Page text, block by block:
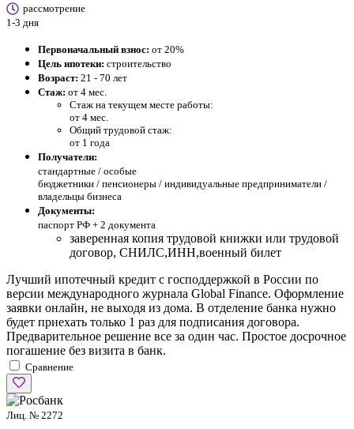
рассмотрение
1-3 дня
Первоначальный взнос: от 20%
Цель ипотеки: строительство
Возраст: 21 - 70 лет
Стаж: от 4 мес.
Стаж на текущем месте работы:
от 4 мес.
Общий трудовой стаж:
от 1 года
Получатели:
стандартные / особые
бюджетники / пенсионеры / индивидуальные предприниматели /
владельцы бизнеса
Документы:
паспорт РФ + 2 документа
заверенная копия трудовой книжки или трудовой
договор, СНИЛС,ИНН,военный билет
Лучший ипотечный кредит с господдержкой в России по
версии международного журнала Global Finance. Оформление
заявки онлайн, не выходя из дома. В отделение банка нужно
будет приехать только 1 раз для подписания договора.
Предварительное решение все за один час. Простое досрочное
погашение без визита в банк.
Сравнение
Лиц. № 2272